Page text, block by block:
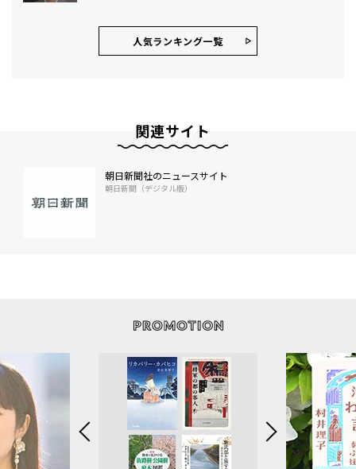
人気ランキング⼀覧
関連サイト
朝日新聞社のニュースサイト
朝日新聞（デジタル版）